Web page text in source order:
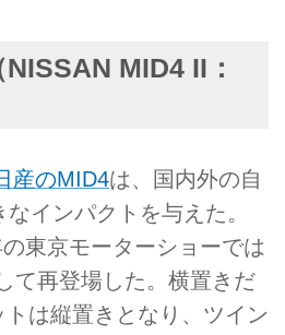
MID4 II：
産のMID4は、国内外の自
インパクトを与えた。
東京モーターショーでは
て再登場した。横置きだ
は縦置きとなり、ツイン